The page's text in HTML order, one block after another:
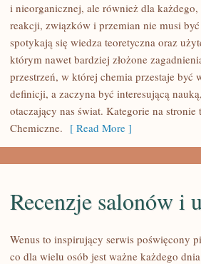
REAKCJE
CHEMICZNE
i nieorganicznej, ale również dla
reakcji, związków i przemian nie musi
spotykają się wiedza teoretyczna oraz
którym nawet bardziej złożone
przestrzeń, w której chemia przestaje być
definicji, a zaczyna być interesującą
otaczający nas świat. Kategorie na
Chemiczne. [ Read More ]
Recenzje salonów i
Wenus to inspirujący serwis poświęcony
co dla wielu osób jest ważne każdego